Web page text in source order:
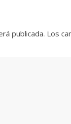
publicada. Los